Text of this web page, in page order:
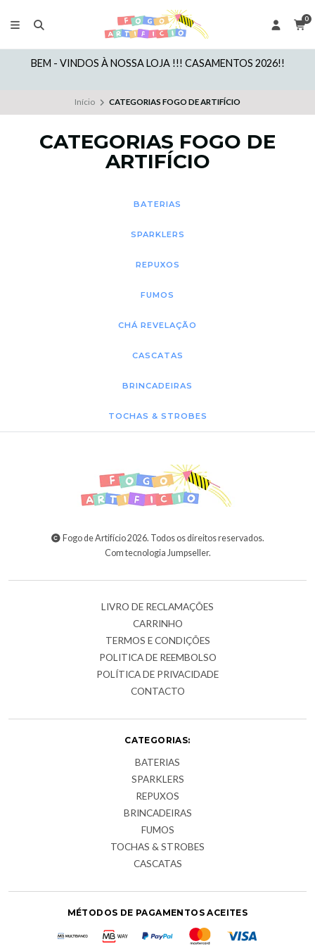
0
BEM - VINDOS À NOSSA LOJA !!! CASAMENTOS 2026!!
Início CATEGORIAS FOGO DE ARTIFÍCIO
CATEGORIAS FOGO DE
ARTIFÍCIO
BATERIAS
SPARKLERS
REPUXOS
FUMOS
CHÁ REVELAÇÃO
CASCATAS
BRINCADEIRAS
TOCHAS & STROBES
Fogo de Artifício 2026. Todos os direitos reservados.
Com tecnologia Jumpseller.
LIVRO DE RECLAMAÇÕES
CARRINHO
TERMOS E CONDIÇÕES
POLITICA DE REEMBOLSO
POLÍTICA DE PRIVACIDADE
CONTACTO
CATEGORIAS:
BATERIAS
SPARKLERS
REPUXOS
BRINCADEIRAS
FUMOS
TOCHAS & STROBES
CASCATAS
MÉTODOS DE PAGAMENTOS ACEITES